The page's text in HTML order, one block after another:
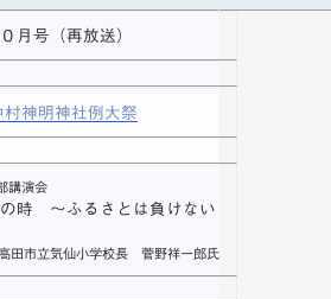
1
2
c
h
月号（再放送）
神明神社例大祭
講演会
時 ～ふるさとは負けない
田市立気仙小学校長 菅野祥一郎氏